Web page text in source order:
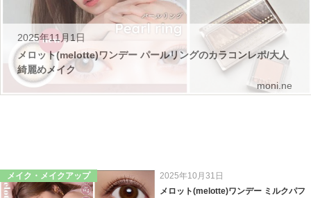
2025年11月1日
メロット(melotte)ワンデー パールリングのカラコンレポ/大人
綺麗めメイク
moni.ne
メイク・メイクアップ
2025年10月31日
メロット(melotte)ワンデー ミルクパフ